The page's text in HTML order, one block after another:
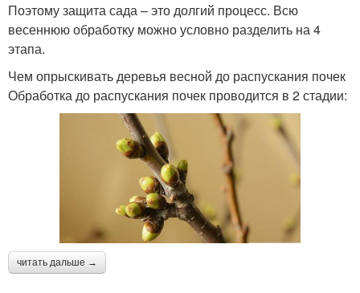
Поэтому защита сада – это долгий процесс. Всю
весеннюю обработку можно условно разделить на 4
этапа.
Чем опрыскивать деревья весной до распускания почек
Обработка до распускания почек проводится в 2 стадии:
читать дальше →